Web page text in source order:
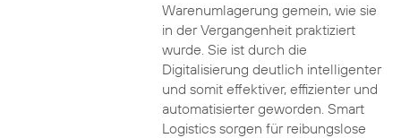
Warenumlagerung gemein, wie sie
in der Vergangenheit praktiziert
wurde. Sie ist durch die
Digitalisierung deutlich intelligenter
und somit effektiver, effizienter und
automatisierter geworden. Smart
Logistics sorgen für reibungslose